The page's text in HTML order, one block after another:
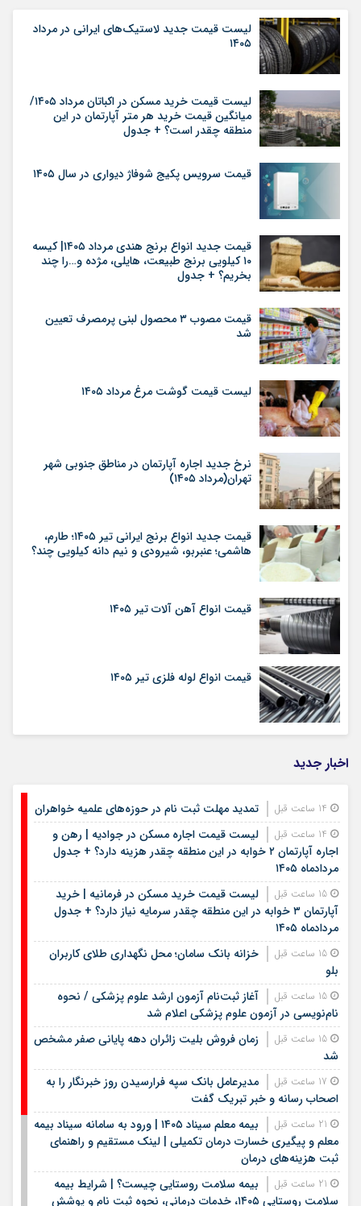
لیست قیمت جدید لاستیک‌های ایرانی در مرداد
۱۴۰۵
لیست قیمت خرید مسکن در اکباتان مرداد ۱۴۰۵/
میانگین قیمت خرید هر متر آپارتمان در این
منطقه چقدر است؟ + جدول
قیمت سرویس پکیج شوفاژ دیواری در سال ۱۴۰۵
قیمت جدید انواع برنج هندی مرداد ۱۴۰۵| کیسه
۱۰ کیلویی برنج طبیعت، هایلی، مژده و…را چند
بخریم؟ + جدول
قیمت مصوب ۳ محصول لبنی پرمصرف تعیین
شد
لیست قیمت گوشت مرغ مرداد ۱۴۰۵
نرخ جدید اجاره آپارتمان در مناطق جنوبی شهر
تهران(مرداد ۱۴۰۵)
قیمت جدید انواع برنج ایرانی تیر ۱۴۰۵؛ طارم،
هاشمی؛ عنبربو، شیرودی و نیم دانه کیلویی چند؟
قیمت انواع آهن آلات تیر ۱۴۰۵
قیمت انواع لوله فلزی تیر ۱۴۰۵
اخبار جدید
تمدید مهلت ثبت نام در حوزه‌های علمیه خواهران
لیست قیمت اجاره مسکن در جوادیه | رهن و
اجاره آپارتمان ۲ خوابه در این منطقه چقدر هزینه دارد؟ + جدول
مردادماه ۱۴۰۵
لیست قیمت خرید مسکن در فرمانیه | خرید
آپارتمان ۳ خوابه در این منطقه چقدر سرمایه نیاز دارد؟ + جدول
مردادماه ۱۴۰۵
خزانه بانک سامان؛ محل نگهداری طلای کاربران
بلو
آغاز ثبت‌نام آزمون ارشد علوم پزشکی / نحوه
نام‌نویسی در آزمون علوم پزشکی اعلام شد
زمان فروش بلیت زائران دهه پایانی صفر مشخص
شد
مدیرعامل بانک سپه فرارسیدن روز خبرنگار را به
اصحاب رسانه و خبر تبریک گفت
بیمه معلم سیناد ۱۴۰۵ | ورود به سامانه سیناد بیمه
معلم و پیگیری خسارت درمان تکمیلی | لینک مستقیم و راهنمای
ثبت هزینه‌های درمان
بیمه سلامت روستایی چیست؟ | شرایط بیمه
سلامت روستایی ۱۴۰۵، خدمات درمانی، نحوه ثبت نام و پوشش